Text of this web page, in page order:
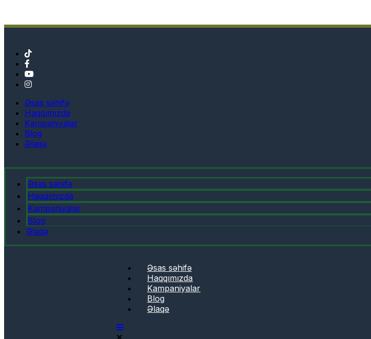
Əsas səhifə
Haqqımızda
Kampaniyalar
Blog
Əlaqə
Əsas səhifə
Haqqımızda
Kampaniyalar
Blog
Əlaqə
Əsas səhifə
Haqqımızda
Kampaniyalar
Blog
Əlaqə